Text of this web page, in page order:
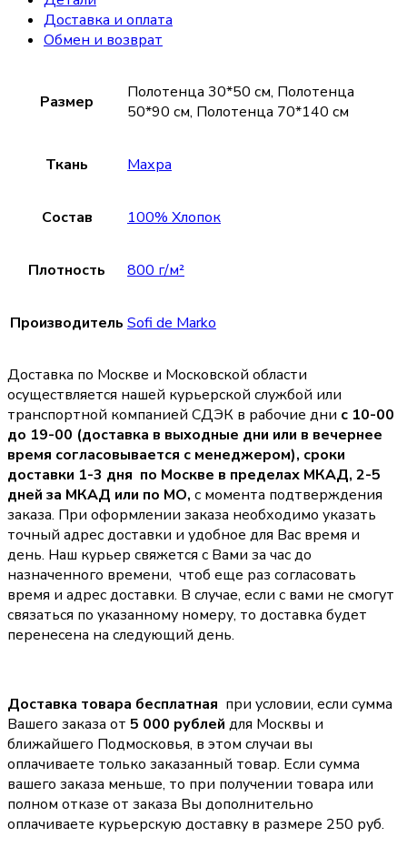
Доставка и оплата
Обмен и возврат
Размер
Полотенца 30*50 см, Полотенца
50*90 см, Полотенца 70*140 см
Ткань Махра
Состав 100% Хлопок
Плотность 800 г/м²
Производитель Sofi de Marko
Доставка по Москве и Московской области
осуществляется нашей курьерской службой или
транспортной компанией СДЭК в рабочие дни с 10-00
до 19-00 (доставка в выходные дни или в вечернее
время согласовывается с менеджером), сроки
доставки 1-3 дня по Москве в пределах МКАД, 2-5
дней за МКАД или по МО, с момента подтверждения
заказа. При оформлении заказа необходимо указать
точный адрес доставки и удобное для Вас время и
день. Наш курьер свяжется с Вами за час до
назначенного времени, чтоб еще раз согласовать
время и адрес доставки. В случае, если с вами не смогут
связаться по указанному номеру, то доставка будет
перенесена на следующий день.
Доставка товара бесплатная при условии, если сумма
Вашего заказа от 5 000 рублей для Москвы и
ближайшего Подмосковья, в этом случаи вы
оплачиваете только заказанный товар. Если сумма
вашего заказа меньше, то при получении товара или
полном отказе от заказа Вы дополнительно
оплачиваете курьерскую доставку в размере 250 руб.